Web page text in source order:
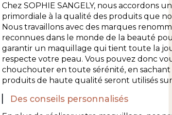
Chez SOPHIE SANGELY, nous accordons
primordiale à la qualité des produits que
Nous travaillons avec des marques
reconnues dans le monde de la beauté
garantir un maquillage qui tient toute la
respecte votre peau. Vous pouvez donc
chouchouter en toute sérénité, en sachant
produits de haute qualité seront utilisés
Des conseils personnalisés